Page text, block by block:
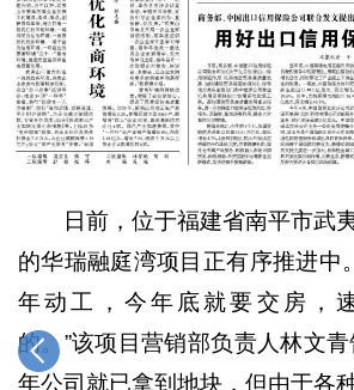
日前，位于福建省南平市武
的华瑞融庭湾项目正有序推进中
年动工，今年底就要交房，
的。”该项目营销部负责人林文
年公司就已拿到地块，但由于各